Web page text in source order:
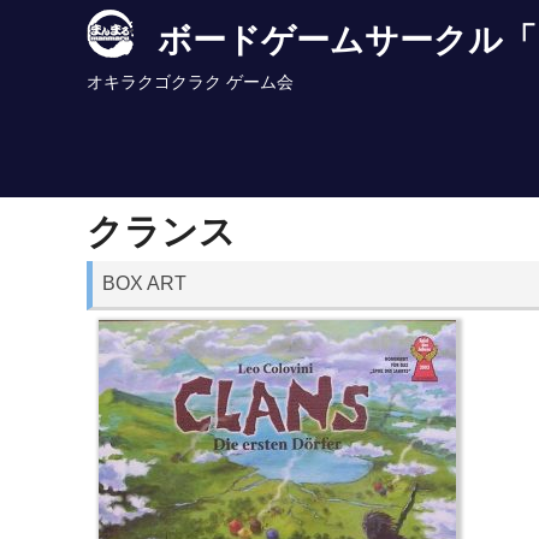
ボードゲームサークル「
オキラクゴクラク ゲーム会
クランス
BOX ART